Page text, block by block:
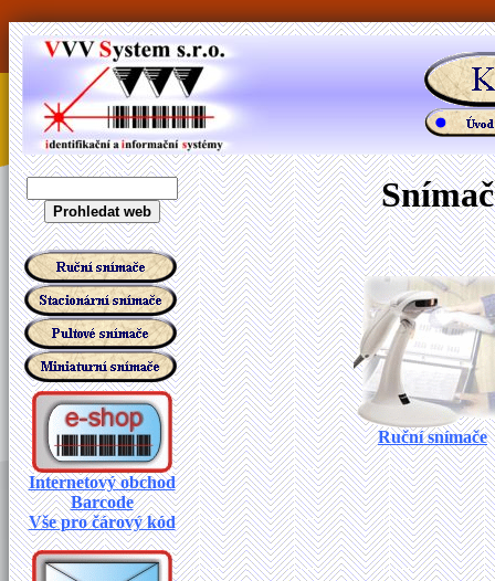
Internetový obchod
Barcode
Vše pro čárový kód
Ruční snímače